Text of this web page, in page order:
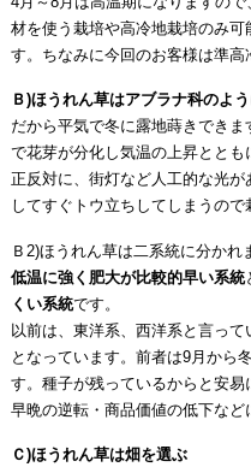
材を使う栽培や高冷地栽培のみ
す。ちなみに今回のお客様は準高
Ｂ)ほうれん草はアブラナ科のよ
だから平気で冬に露地蒔きでき
で花芽が分化し気温の上昇とと
正反対に、街灯など人工的な光
してすぐトウ立ちしてしまうので
Ｂ2)ほうれん草は二系統に分かれ
低温に強く肥大が比較的早い系統
くい系統です。
以前は、東洋系、西洋系と言っ
となっています。前者は9月から
す。種子が残っているからと安
早晩の逆転・商品価値の低下など
Ｃ)ほうれん草は畑を選ぶ